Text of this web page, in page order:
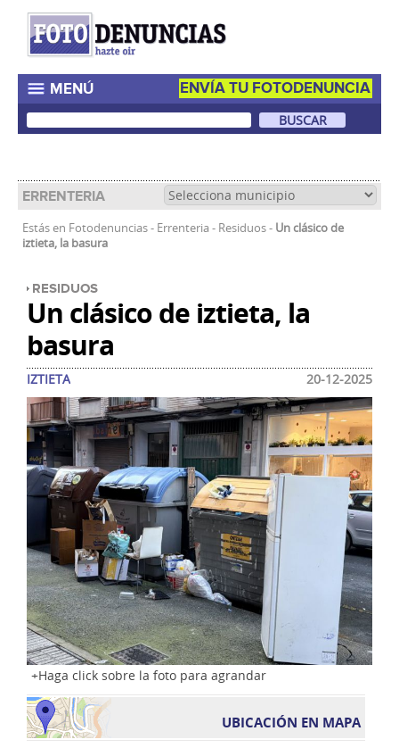
ENVÍA TU FOTODENUNCIA
MENÚ
ERRENTERIA
Estás en Fotodenuncias- Errenteria - Residuos- Un clásico de
iztieta, la basura
RESIDUOS
Un clásico de iztieta, la
basura
Haga click sobre la foto para agrandar
UBICACIÓN EN MAPA
IZTIETA 20-12-2025